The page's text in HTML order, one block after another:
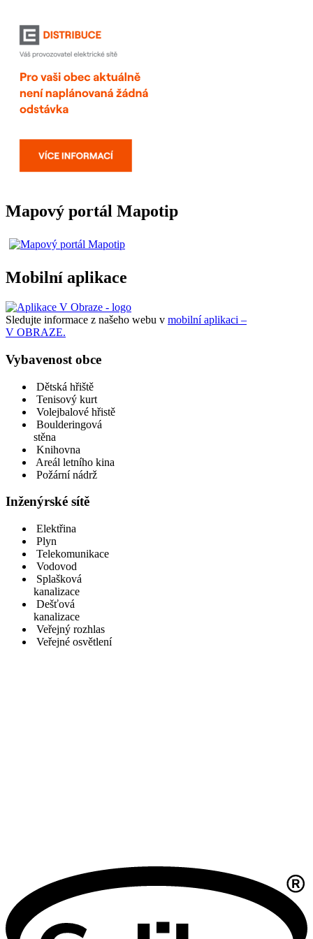
Mapový portál Mapotip
Mobilní aplikace
Sledujte informace z našeho webu v mobilní aplikaci –
V OBRAZE.
Vybavenost obce
Dětská hřiště
Tenisový kurt
Volejbalové hřistě
Boulderingová
stěna
Knihovna
Areál letního kina
Požární nádrž
Inženýrské sítě
Elektřina
Plyn
Telekomunikace
Vodovod
Splašková
kanalizace
Dešťová
kanalizace
Veřejný rozhlas
Veřejné osvětlení